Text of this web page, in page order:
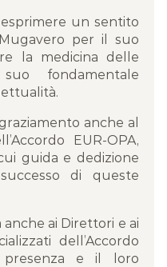
un sentito
per il suo
la medicina delle
fondamentale
anche al
EUR-OPA,
guida e dedizione
di queste
ai Direttori e ai
dell’Accordo
e il loro